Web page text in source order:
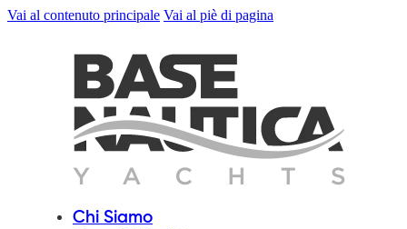
Vai al contenuto principale Vai al piè di pagina
Chi Siamo